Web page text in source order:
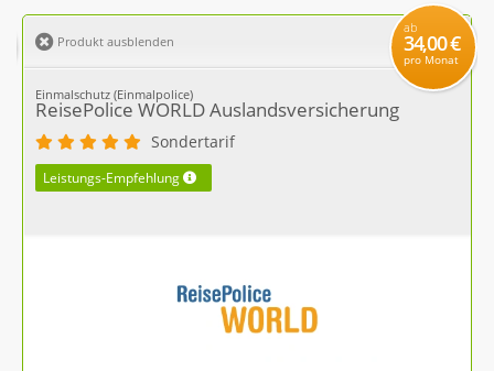
Produkt ausblenden
ab
34,00 €
pro Monat
Einmalschutz (Einmalpolice)
ReisePolice WORLD Auslandsversicherung
Sondertarif
Leistungs-Empfehlung